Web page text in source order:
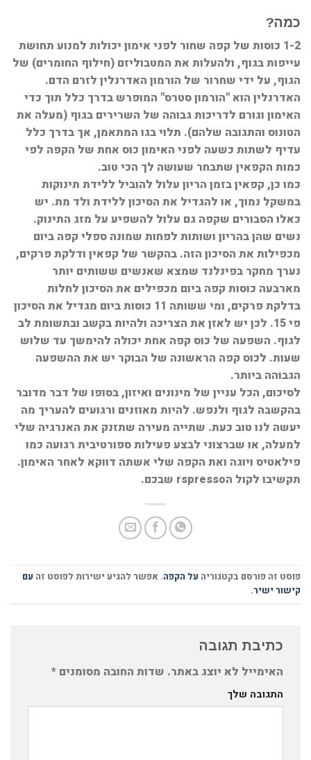
כמה?
1-2 כוסות של קפה שחור לפני אימון יכולות למנוע תחושת
עייפות בגוף, ולהעלות את המטבוליזם (חילוף החומרים) של
הגוף, על ידי שחרור של הורמון האדרנלין לזרם הדם.
האדרנלין הוא "הורמון סטרס" המופרש בדרך כלל תוך כדי
האימון וגורם לדריכות גבוהה של השרירים בגוף (מעלה את
הטונוס והתגובה שלהם). תלוי בגו המתאמן, אך בדרך כלל
עדיף לשתות כשעה לפני האימון כוס אחת של הקפה לפי
כמות הקפאין שתבחר שעושה לך הכי טוב.
כמו כן, קפאין בזמן הריון עלול להוביל ללידת תינוקות
במשקל נמוך, או להגדיל את הסיכון ללידת ולד מת. יש
כאלו הסבורים שקפה גם עלול להשפיע על מזג התינוק.
נשים שהן בהריון ושותות לפחות שמונה ספלי קפה ביום
מכפילות את הסיכון הזה. בהקשר של קפאין ודלקת פרקים,
נערך מחקר בפינלנד שמצא שאנשים ששותים יותר
מארבעה כוסות קפה ביום מכפילים את הסיכון לחלות
בדלקת פרקים, ומי ששותה 11 כוסות ביום מגדיל את הסיכון
פי 15. לכן יש לאזן את הצריכה ולהיות בקשב ובתשומת לב
לגוף. השפעה של כוס קפה אחת יכולה להימשך עד שלוש
שעות. לכוס קפה הראשונה של הבוקר יש את ההשפעה
הגבוהה ביותר.
לסיכום, הכל עניין של מינונים ואיזון, בסופו של דבר מדובר
בהקשבה לגוף ולנפש. להיות מאוזנים ורגועים להעריך מה
יעשה לנו טוב כעת. שתייה מעירה שתזנק את האנרגיה שלי
למעלה, או שברצוני לבצע פעילות ספורטיבית רגועה כמו
פילאטיס ויוגה ואת הקפה שלי אשתה דווקא לאחר האימון.
תקשיבו לקול הrspresso שבכם.
פוסט זה פורסם בקטגוריה על הקפה. אפשר להגיע ישירות לפוסט זה עם
קישור ישיר.
כתיבת תגובה
האימייל לא יוצג באתר. שדות החובה מסומנים *
התגובה שלך